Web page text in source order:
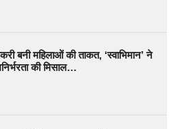
बनी महिलाओं की ताकत, ‘स्वाभिमान’ ने
की मिसाल…